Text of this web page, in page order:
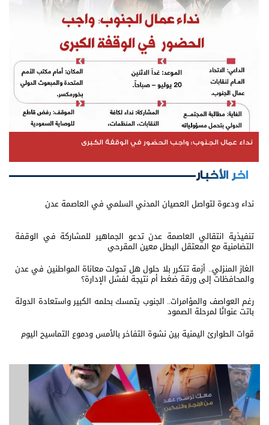
نداء عمال الجنوب: واجب الحضور في الوقفة الكبرى
اخر الأخبار
نداء ودعوة لتواصل العصيان المدني السلمي في العاصمة عدن
تنفيذية انتقالي العاصمة عدن تدعو الجماهير للمشاركة في الوقفة
التضامنية مع المعتقل البطل معين المقرحي
الغاز المنزلي.. أزمة تتكرر بلا حلول هل تحولت معاناة المواطنين في عدن
والمحافظات إلى ورقة ضغط أم نتيجة لفشل الإدارة؟
رغم العواصف والمؤامرات.. الجنوب يتمسك بحلمه الكبير واستعادة الدولة
باتت عنوانًا لمرحلة الصمود
قوات الطوارئ اليمنية بين نشوة التفاخر بالأمس ودموع التماسيح اليوم